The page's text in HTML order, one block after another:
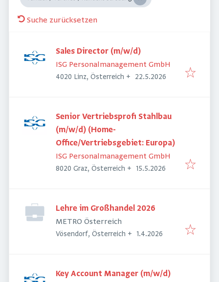
Suche zurücksetzen
Sales Director (m/w/d)
ISG Personalmanagement GmbH
4020 Linz, Österreich + Veröffentlicht
22.5.2026
Senior Vertriebsprofi Stahlbau
(m/w/d) (Home-
Office/Vertriebsgebiet: Europa)
ISG Personalmanagement GmbH
8020 Graz, Österreich + Veröffentlicht
15.5.2026
Lehre im Großhandel 2026
METRO Österreich
Vösendorf, Österreich + Veröffentlicht
1.4.2026
Key Account Manager (m/w/d)